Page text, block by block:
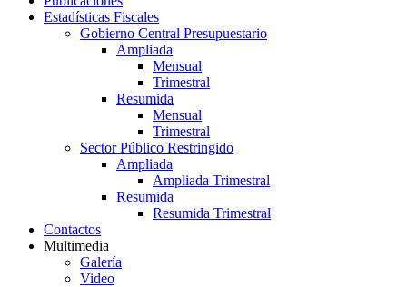
Estadísticas Fiscales
Gobierno Central Presupuestario
Ampliada
Mensual
Trimestral
Resumida
Mensual
Trimestral
Sector Público Restringido
Ampliada
Ampliada Trimestral
Resumida
Resumida Trimestral
Contactos
Multimedia
Galería
Video